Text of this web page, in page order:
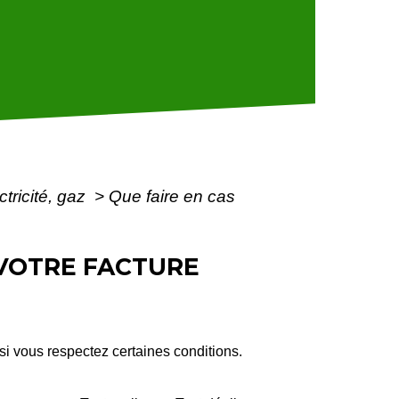
gaz > Que faire en cas
FACTURE
vous respectez certaines conditions.